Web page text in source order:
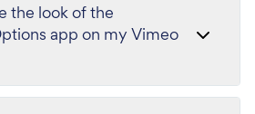
the look of the
app on my Vimeo